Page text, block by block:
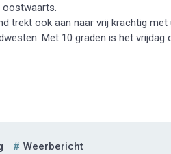
oostwaarts.
trekt ook aan naar vrij krachtig
Met 10 graden is het vrijdag
Weerbericht